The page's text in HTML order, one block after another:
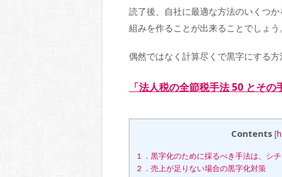
読了後、自社に最適な方法のいくつ
組みを作ることが出来ることでしょう。
偶然ではなく計算尽くで黒字にする方
「法人税の全節税手法 50 とそ
Contents [
１．黒字化のために採るべき手法は、シ
２．売上が足りない場合の黒字化対策